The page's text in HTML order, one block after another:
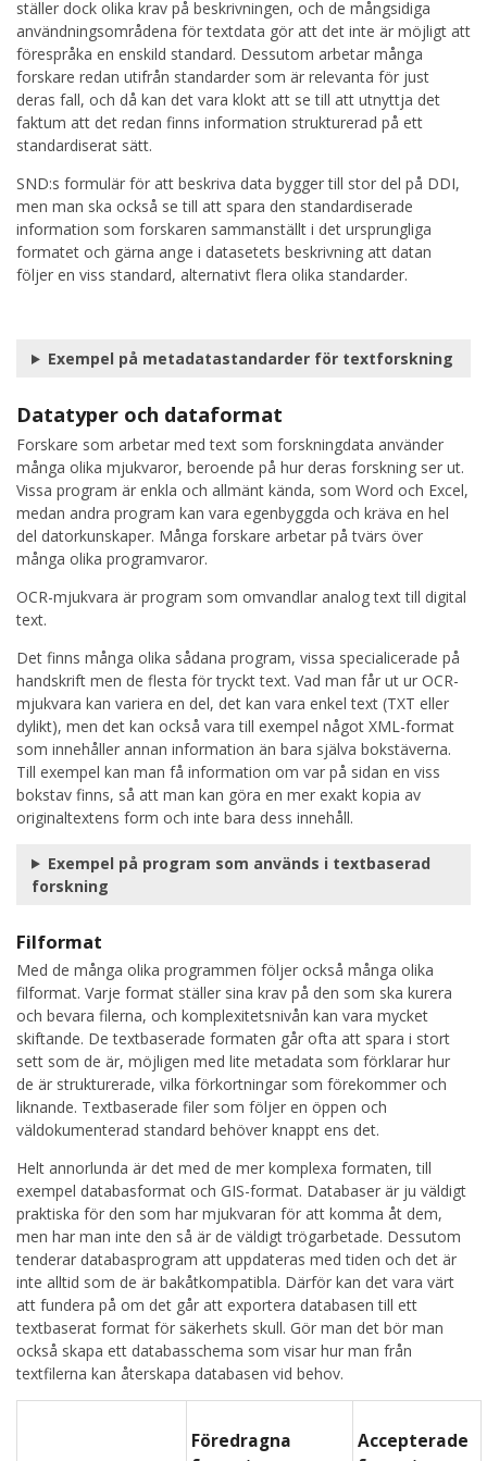
ställer dock olika krav på beskrivningen, och de mångsidiga
användningsområdena för textdata gör att det inte är möjligt att
förespråka en enskild standard. Dessutom arbetar många
forskare redan utifrån standarder som är relevanta för just
deras fall, och då kan det vara klokt att se till att utnyttja det
faktum att det redan finns information strukturerad på ett
standardiserat sätt.
SND:s formulär för att beskriva data bygger till stor del på DDI,
men man ska också se till att spara den standardiserade
information som forskaren sammanställt i det ursprungliga
formatet och gärna ange i datasetets beskrivning att datan
följer en viss standard, alternativt flera olika standarder.
Exempel på metadatastandarder för textforskning
Datatyper och dataformat
Forskare som arbetar med text som forskningdata använder
många olika mjukvaror, beroende på hur deras forskning ser ut.
Vissa program är enkla och allmänt kända, som Word och Excel,
medan andra program kan vara egenbyggda och kräva en hel
del datorkunskaper. Många forskare arbetar på tvärs över
många olika programvaror.
OCR-mjukvara är program som omvandlar analog text till digital
text.
Det finns många olika sådana program, vissa specialicerade på
handskrift men de flesta för tryckt text. Vad man får ut ur OCR-
mjukvara kan variera en del, det kan vara enkel text (TXT eller
dylikt), men det kan också vara till exempel något XML-format
som innehåller annan information än bara själva bokstäverna.
Till exempel kan man få information om var på sidan en viss
bokstav finns, så att man kan göra en mer exakt kopia av
originaltextens form och inte bara dess innehåll.
Exempel på program som används i textbaserad
forskning
Filformat
Med de många olika programmen följer också många olika
filformat. Varje format ställer sina krav på den som ska kurera
och bevara filerna, och komplexitetsnivån kan vara mycket
skiftande. De textbaserade formaten går ofta att spara i stort
sett som de är, möjligen med lite metadata som förklarar hur
de är strukturerade, vilka förkortningar som förekommer och
liknande. Textbaserade filer som följer en öppen och
väldokumenterad standard behöver knappt ens det.
Helt annorlunda är det med de mer komplexa formaten, till
exempel databasformat och GIS-format. Databaser är ju väldigt
praktiska för den som har mjukvaran för att komma åt dem,
men har man inte den så är de väldigt trögarbetade. Dessutom
tenderar databasprogram att uppdateras med tiden och det är
inte alltid som de är bakåtkompatibla. Därför kan det vara värt
att fundera på om det går att exportera databasen till ett
textbaserat format för säkerhets skull. Gör man det bör man
också skapa ett databasschema som visar hur man från
textfilerna kan återskapa databasen vid behov.
Föredragna
Accepterade